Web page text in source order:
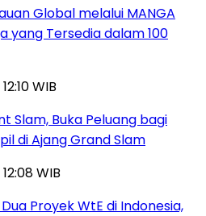
Global melalui MANGA
yang Tersedia dalam 100
WIB
Slam, Buka Peluang bagi
di Ajang Grand Slam
WIB
Dua Proyek WtE di Indonesia,